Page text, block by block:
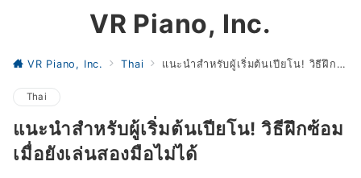
VR Piano, Inc.
VR Piano, Inc. Thai แนะนำสำหรับผู้เริ่มต้นเปียโน! วิธีฝึกซ้อมเมื่อยังเล่นสองมือไม่ได้
Thai
แนะนำสำหรับผู้เริ่มต้นเปียโน! วิธีฝึกซ้อม
เมื่อยังเล่นสองมือไม่ได้